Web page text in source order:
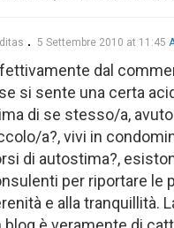
5 Settembre 2010 at 11:45
dal
si sente una certa
di se stesso/a,
a?, vivi in
di autostima?,
per riportare le
e alla tranquillità.